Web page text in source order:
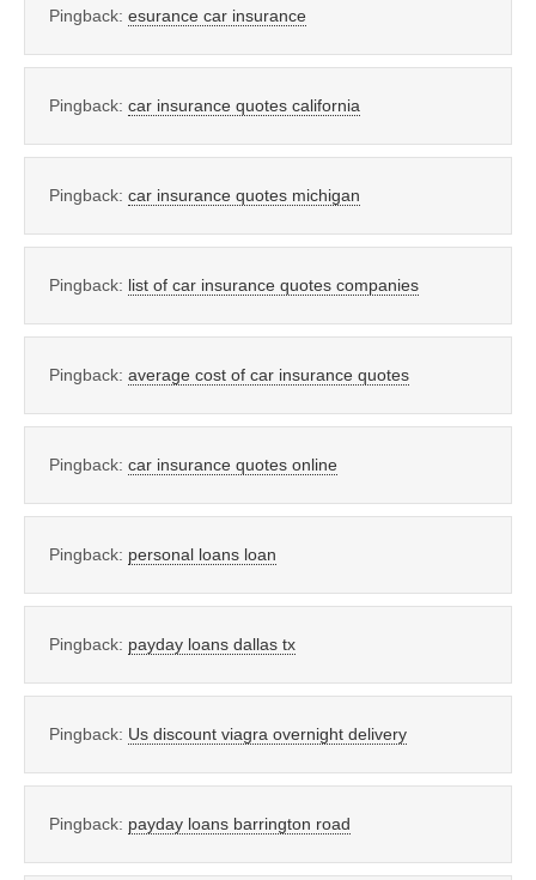
Pingback: esurance car insurance
Pingback: car insurance quotes california
Pingback: car insurance quotes michigan
Pingback: list of car insurance quotes companies
Pingback: average cost of car insurance quotes
Pingback: car insurance quotes online
Pingback: personal loans loan
Pingback: payday loans dallas tx
Pingback: Us discount viagra overnight delivery
Pingback: payday loans barrington road